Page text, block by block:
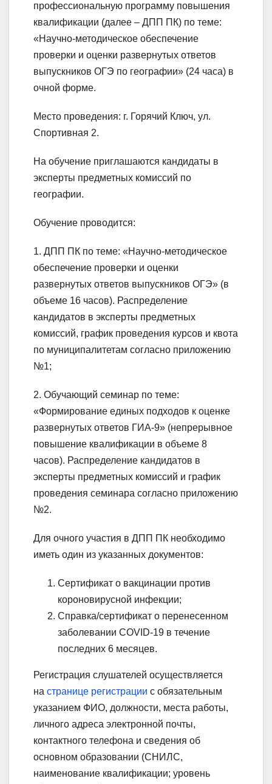
профессиональную программу повышения
квалификации (далее – ДПП ПК) по теме:
«Научно-методическое обеспечение
проверки и оценки развернутых ответов
выпускников ОГЭ по географии» (24 часа) в
очной форме.
Место проведения: г. Горячий Ключ, ул.
Спортивная 2.
На обучение приглашаются кандидаты в
эксперты предметных комиссий по
географии.
Обучение проводится:
1. ДПП ПК по теме: «Научно-методическое
обеспечение проверки и оценки
развернутых ответов выпускников ОГЭ» (в
объеме 16 часов). Распределение
кандидатов в эксперты предметных
комиссий, график проведения курсов и квота
по муниципалитетам согласно приложению
№1;
2. Обучающий семинар по теме:
«Формирование единых подходов к оценке
развернутых ответов ГИА-9» (непрерывное
повышение квалификации в объеме 8
часов). Распределение кандидатов в
эксперты предметных комиссий и график
проведения семинара согласно приложению
№2.
Для очного участия в ДПП ПК необходимо
иметь один из указанных документов:
Сертификат о вакцинации против
короновирусной инфекции;
Справка/сертификат о перенесенном
заболевании COVID-19 в течение
последних 6 месяцев.
Регистрация слушателей осуществляется
на странице регистрации с обязательным
указанием ФИО, должности, места работы,
личного адреса электронной почты,
контактного телефона и сведения об
основном образовании (СНИЛС,
наименование квалификации; уровень